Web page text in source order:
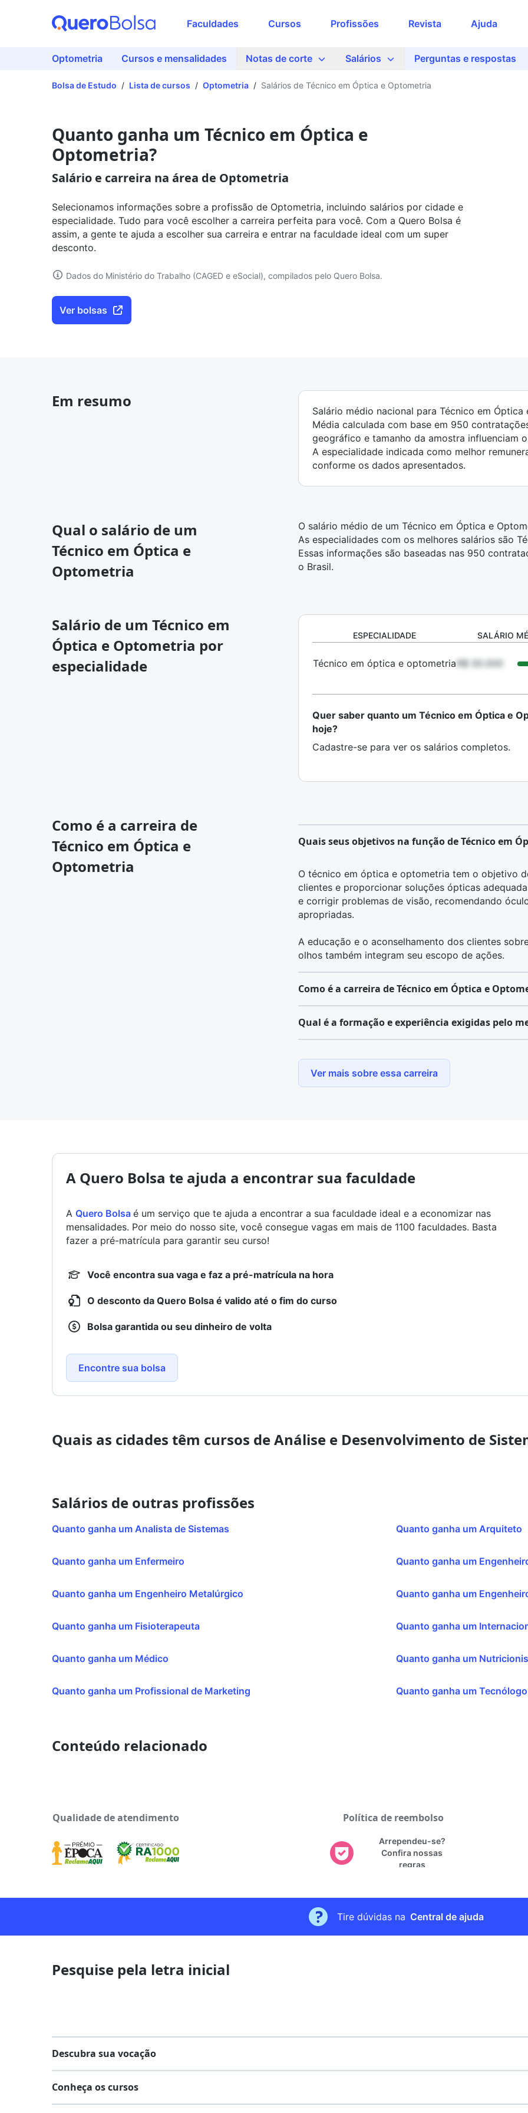
Faculdades Cursos Profissões Revista Ajuda
Optometria Cursos e mensalidades Notas de corte Salários Perguntas e respostas
Bolsa de Estudo / Lista de cursos / Optometria / Salários de Técnico em Óptica e Optometria
Quanto ganha um Técnico em Óptica e
Optometria?
Salário e carreira na área de Optometria
Selecionamos informações sobre a profissão de Optometria, incluindo salários por cidade e
especialidade. Tudo para você escolher a carreira perfeita para você. Com a Quero Bolsa é
assim, a gente te ajuda a escolher sua carreira e entrar na faculdade ideal com um super
desconto.
Dados do Ministério do Trabalho (CAGED e eSocial), compilados pelo Quero Bolsa.
Ver bolsas
Em resumo
Salário médio nacional para Técnico em Óptica
Média calculada com base em 950
geográfico e tamanho da amostra influenciam
A especialidade indicada como melhor
conforme os dados apresentados.
Qual o salário de um
Técnico em Óptica e
Optometria
O salário médio de um Técnico em Óptica e
As especialidades com os melhores salários são
Essas informações são baseadas nas 950
o Brasil.
Salário de um Técnico em
Óptica e Optometria por
especialidade
ESPECIALIDADE SALÁRIO
Técnico em óptica e optometria R$ 00.000
Quer saber quanto um Técnico em Óptica e
hoje?
Cadastre-se para ver os salários completos.
Como é a carreira de
Técnico em Óptica e
Optometria
Quais seus objetivos na função de Técnico em
O técnico em óptica e optometria tem o objetivo
clientes e proporcionar soluções ópticas
e corrigir problemas de visão, recomendando
apropriadas.
A educação e o aconselhamento dos clientes
olhos também integram seu escopo de ações.
Como é a carreira de Técnico em Óptica e
A carreira envolve a realização de exames de
sobre tecnologias ópticas e tendências.
Qual é a formação e experiência exigidas pelo
conhecimentos específicos em anatomia ocular,
prática é valorizada, sendo desenvolvida em
Ver mais sobre essa carreira
A Quero Bolsa te ajuda a encontrar sua faculdade
A Quero Bolsa é um serviço que te ajuda a encontrar a sua faculdade ideal e a economizar nas
mensalidades. Por meio do nosso site, você consegue vagas em mais de 1100 faculdades. Basta
fazer a pré-matrícula para garantir seu curso!
Você encontra sua vaga e faz a pré-matrícula na hora
O desconto da Quero Bolsa é valido até o fim do curso
Bolsa garantida ou seu dinheiro de volta
Encontre sua bolsa
para você
Que tipo de curso quer fazer?
Qual curso você quer estudar?
Quais as cidades têm cursos de Análise e Desenvolvimento de
Salários de outras profissões
Quanto ganha um Analista de Sistemas Quanto ganha um Arquiteto
Quanto ganha um Enfermeiro Quanto ganha um
Quanto ganha um Engenheiro Metalúrgico Quanto ganha um
Quanto ganha um Fisioterapeuta Quanto ganha um
Quanto ganha um Médico Quanto ganha um
Quanto ganha um Profissional de Marketing Quanto ganha um
Conteúdo relacionado
completo
Preencha seus dados para liberar o
acesso
E-mail
Ao continuar, você concorda com nossas
políticas de privacidade
Qualidade de atendimento Política de reembolso
Arrependeu-se?
Confira nossas
regras
Tire dúvidas na Central de ajuda
Pesquise pela letra inicial
Descubra sua vocação
Conheça os cursos